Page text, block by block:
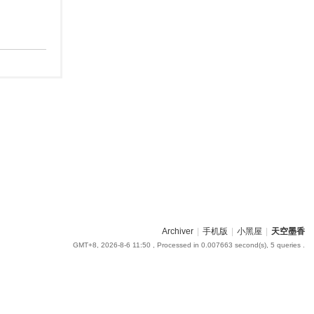
Archiver 手机版 小黑屋 天空墨香
GMT+8, 2026-8-6 11:50 , Processed in 0.007663 second(s), 5 queries .